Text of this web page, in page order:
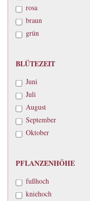
rosa
braun
grün
BLÜTEZEIT
BLÜTEZEIT
Juni
Juli
August
September
Oktober
PFLANZENHÖHE
PFLANZENHÖHE
fußhoch
kniehoch